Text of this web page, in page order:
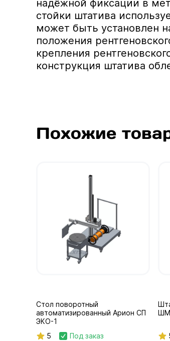
надёжной фиксации в
стойки штатива
может быть установлен
положения
крепления
конструкция штатива
Похожие
Стол поворотный
автоматизированный Арион СП
ЭКО-1
5
Под заказ
ШМ